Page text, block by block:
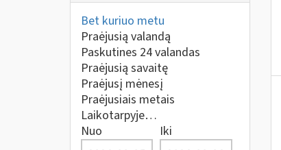
Bet kuriuo metu
Praėjusią valandą
Paskutines 24 valandas
Praėjusią savaitę
Praėjusį mėnesį
Praėjusiais metais
Laikotarpyje…
Nuo
Iki